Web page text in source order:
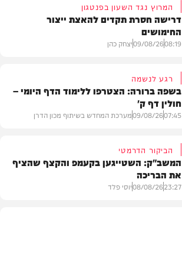
המרוץ נגד השעון בפנטגון
דרישה חסרת תקדים להאצת ייצור
החימושים
08:19
09/08/26יצחק כהן
רגע לנשמה
בשפה ברורה: הצטרפו ללימוד הדף היומי –
חולין דף ק'
07:45
09/08/26מערכת המחדש בשיתוף מכון הדרן
הביקור הדרמטי
המשב"ק: השטייגען בקעמפ והקצף שהציף
את הבריכה
23:27
08/08/26יוסי פלד